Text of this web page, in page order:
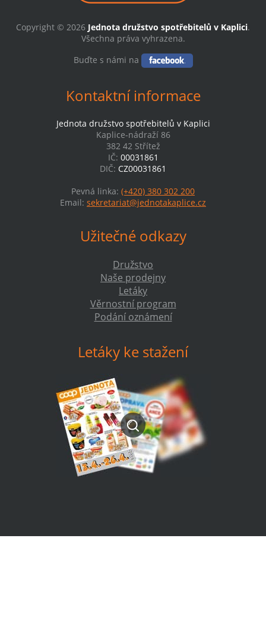
Copyright © 2026 Jednota družstvo spotřebitelů v Kaplici.
Všechna práva vyhrazena.
Buďte s námi na
Kontaktní informace
Jednota družstvo spotřebitelů v Kaplici
Kaplice-nádraží 86
382 42 Střítež
IČ: 00031861
DIČ: CZ00031861
Pevná linka: (+420) 380 302 200
Email: sekretariat@jednotakaplice.cz
Užitečné odkazy
Družstvo
Naše prodejny
Letáky
Věrnostní program
Podání oznámení
Letáky ke stažení